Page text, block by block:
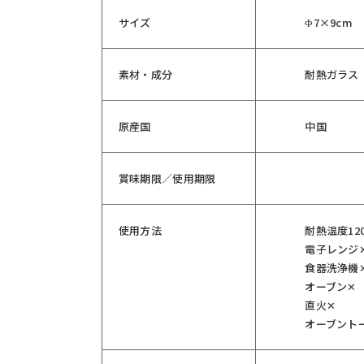
サイズ Φ7×9cm
素材・成分 耐熱ガラス
原産国 中国
賞味期限／使用期限
使用方法
耐熱温度
電子レンジ
食器洗浄機
オーブン✕
直火✕
オーブント